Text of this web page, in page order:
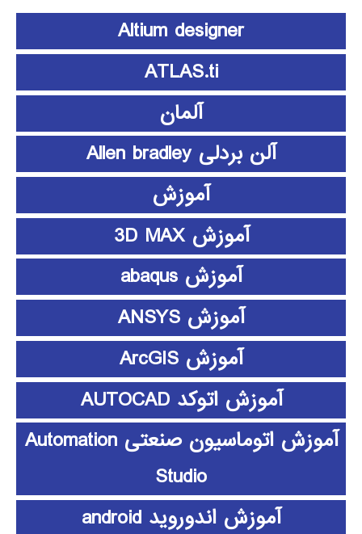
Altium designer
ATLAS.ti
آلمان
آلن بردلی Allen bradley
آموزش
آموزش 3D MAX
آموزش abaqus
آموزش ANSYS
آموزش ArcGIS
آموزش اتوکد AUTOCAD
آموزش اتوماسیون صنعتی Automation
Studio
آموزش اندوروید android